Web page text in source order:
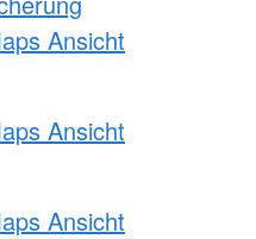
Ansicht
Ansicht
Ansicht